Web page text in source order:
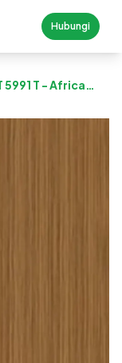
Hubungi
5991 T - Africa